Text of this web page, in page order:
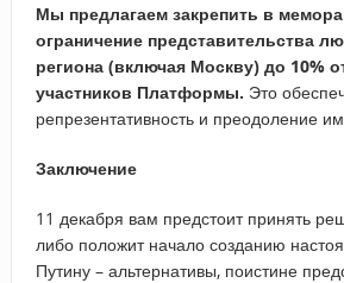
Мы предлагаем закрепить в
ограничение представительства
региона (включая Москву) до 10%
участников Платформы. Это
репрезентативность и преодоление
Заключение
11 декабря вам предстоит принять
либо положит начало созданию
Путину – альтернативы, поистине